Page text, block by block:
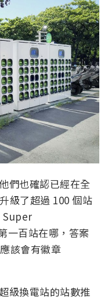
們也確認已經在全
級了超過 100 個站
Super
一百站在哪，答案
該會有徽章
級換電站的站數推